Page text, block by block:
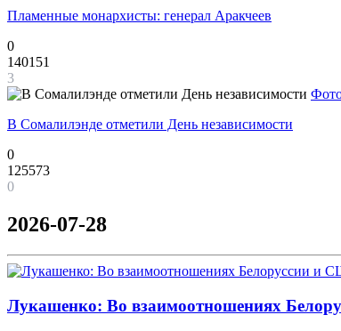
Пламенные монархисты: генерал Аракчеев
0
140151
3
В Сомалилэнде отметили День независимости
0
125573
0
2026-07-28
Лукашенко: Во взаимоотношениях